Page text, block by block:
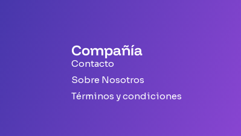
Compañía
Contacto
Sobre Nosotros
Términos y condiciones